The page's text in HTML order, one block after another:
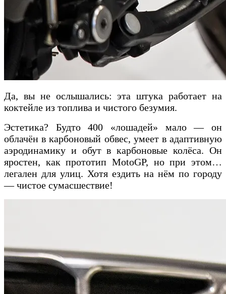
Да, вы не ослышались: эта штука работает на
коктейле из топлива и чистого безумия.
Эстетика? Будто 400 «лошадей» мало — он
облачён в карбоновый обвес, умеет в адаптивную
аэродинамику и обут в карбоновые колёса. Он
яростен, как прототип MotoGP, но при этом…
легален для улиц. Хотя ездить на нём по городу
— чистое сумасшествие!